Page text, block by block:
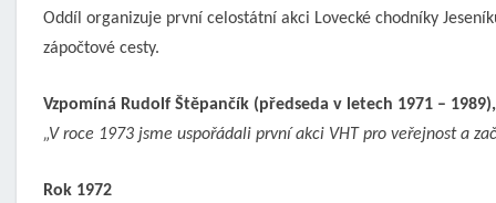
Oddíl organizuje první celostátní akci Lovecké chodníky
zápočtové ces­ty.
Vzpomíná Rudolf Štěpančík (předseda v letech 1971 –
„V roce 1973 jsme uspořádali první akci VHT pro veřejnost a
Rok 1972